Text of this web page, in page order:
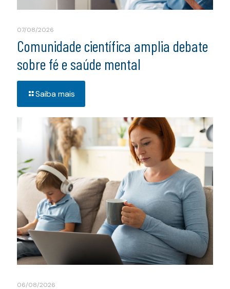
07/08/2026
Comunidade científica amplia debate
sobre fé e saúde mental
Saiba mais
06/08/2026